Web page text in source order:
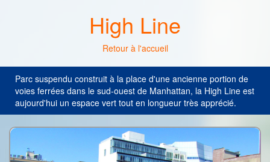
High Line
Retour à l'accueil
Parc suspendu construit à la place d'une ancienne portion de
voies ferrées dans le sud-ouest de Manhattan, la High Line est
aujourd'hui un espace vert tout en longueur très apprécié.